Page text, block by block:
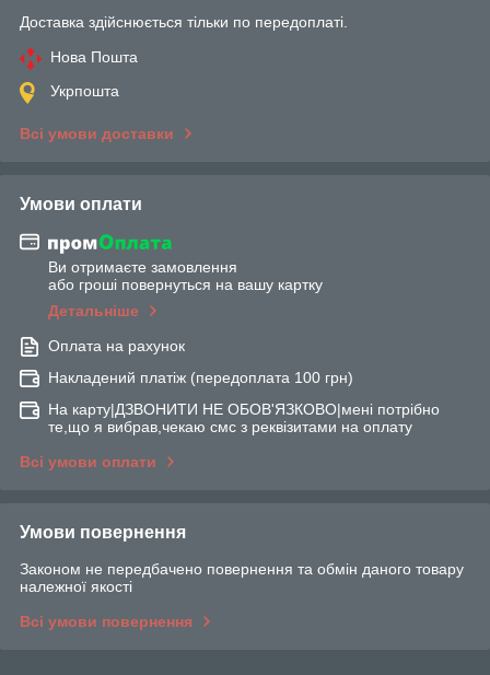
Доставка здійснюється тільки по передоплаті.
Нова Пошта
Укрпошта
Всі умови доставки
Умови оплати
Ви отримаєте замовлення
або гроші повернуться на вашу картку
Детальніше
Оплата на рахунок
Накладений платіж (передоплата 100 грн)
На карту|ДЗВОНИТИ НЕ ОБОВ'ЯЗКОВО|мені потрібно
те,що я вибрав,чекаю смс з реквізитами на оплату
Всі умови оплати
Умови повернення
Законом не передбачено повернення та обмін даного товару
належної якості
Всі умови повернення